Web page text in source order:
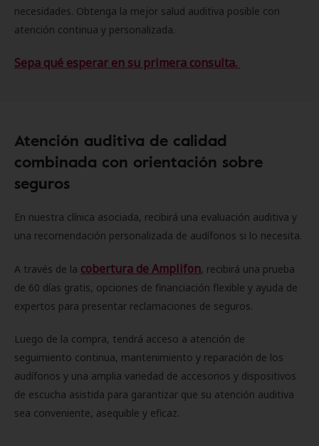
necesidades. Obtenga la mejor salud auditiva posible con
atención continua y personalizada.
Sepa qué esperar en su primera consulta.
Atención auditiva de calidad
combinada con orientación sobre
seguros
En nuestra clínica asociada, recibirá una evaluación auditiva y
una recomendación personalizada de audífonos si lo necesita.
A través de la cobertura de Amplifon, recibirá una prueba
de 60 días gratis, opciones de financiación flexible y ayuda de
expertos para presentar reclamaciones de seguros.
Luego de la compra, tendrá acceso a atención de
seguimiento continua, mantenimiento y reparación de los
audífonos y una amplia variedad de accesorios y dispositivos
de escucha asistida para garantizar que su atención auditiva
sea conveniente, asequible y eficaz.